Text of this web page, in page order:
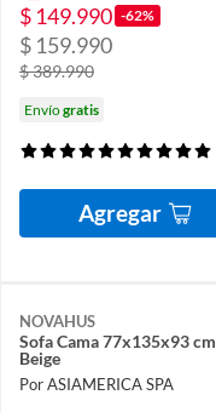
$ 149.990 -62%
$ 159.990
$ 389.990
Envíogratis
Agregar
NOVAHUS
Sofa Cama 77x135x93 cm
Beige
Por ASIAMERICA SPA